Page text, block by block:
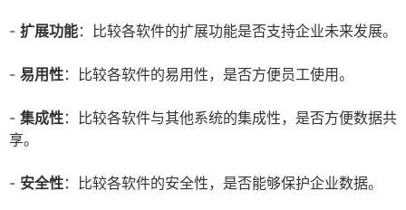
- 扩展功能：比较各软件的扩展功能是否支持企业未来发展。
- 易用性：比较各软件的易用性，是否方便员工使用。
- 集成性：比较各软件与其他系统的集成性，是否方便数据共
享。
- 安全性：比较各软件的安全性，是否能够保护企业数据。